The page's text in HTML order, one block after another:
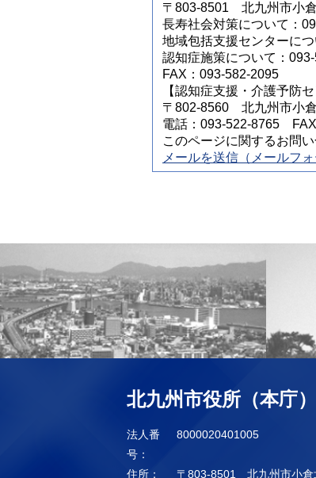
〒803-8501 北九州市小
長寿社会対策について：
地域包括支援センターに
認知症施策について：
FAX：093-582-2095
【認知症支援・介護予防セ
〒802-8560 北九州市小倉
電話：093-522-8765
このページに関するお問
メールを送信（メールフォ
北九州市役所（本庁）
法人番
号：
8000020401005
住所： 〒803-8501 北九州市小倉